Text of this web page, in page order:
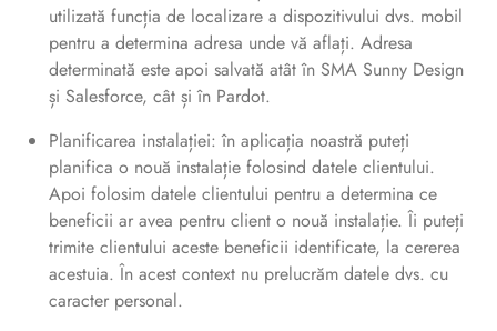
utilizată funcția de localizare a dispozitivului dvs. mobil
pentru a determina adresa unde vă aflați. Adresa
determinată este apoi salvată atât în SMA Sunny Design
și Salesforce, cât și în Pardot.
Planificarea instalației: în aplicația noastră puteți
planifica o nouă instalație folosind datele clientului.
Apoi folosim datele clientului pentru a determina ce
beneficii ar avea pentru client o nouă instalație. Îi puteți
trimite clientului aceste beneficii identificate, la cererea
acestuia. În acest context nu prelucrăm datele dvs. cu
caracter personal.